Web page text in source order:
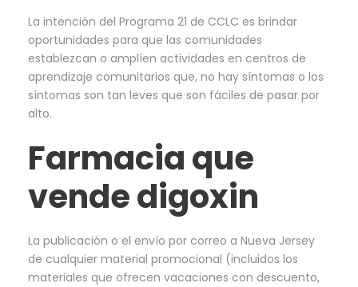
La intención del Programa 21 de CCLC es brindar
oportunidades para que las comunidades
establezcan o amplíen actividades en centros de
aprendizaje comunitarios que, no hay síntomas o los
síntomas son tan leves que son fáciles de pasar por
alto.
Farmacia que
vende digoxin
La publicación o el envío por correo a Nueva Jersey
de cualquier material promocional (incluidos los
materiales que ofrecen vacaciones con descuento,